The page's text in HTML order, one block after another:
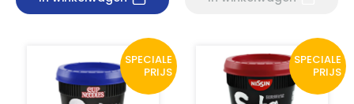
SPECIALE
PRIJS
SPECIALE
PRIJS